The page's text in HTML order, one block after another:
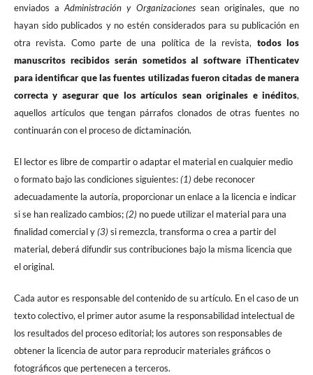
enviados aAdministración y Organizaciones sean originales, que no
hayan sido publicados y no estén considerados para su publicación en
otra revista. Como parte de una política de la revista, todos los
manuscritos recibidos serán sometidos al software iThenticatev
para identificar que las fuentes utilizadas fueron citadas de manera
correcta y asegurar que los artículos sean originales e inéditos,
aquellos artículos que tengan párrafos clonados de otras fuentes no
continuarán con el proceso de dictaminación.
El lector es libre de compartir o adaptar el material en cualquier medio
o formato bajo las condiciones siguientes:(1) debe reconocer
adecuadamente la autoría, proporcionar un enlace a la licencia e indicar
si se han realizado cambios;(2) no puede utilizar el material para una
finalidad comercial y(3) si remezcla, transforma o crea a partir del
material, deberá difundir sus contribuciones bajo la misma licencia que
el original.
Cada autor es responsable del contenido de su artículo. En el caso de un
texto colectivo, el primer autor asume la responsabilidad intelectual de
los resultados del proceso editorial; los autores son responsables de
obtener la licencia de autor para reproducir materiales gráficos o
fotográficos que pertenecen a terceros.